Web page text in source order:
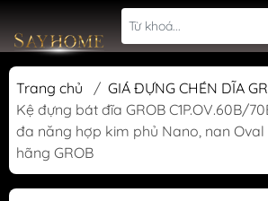
Trang chủ / GIÁ ĐỰNG CHÉN DĨA
Kệ đựng bát đĩa GROB C1P.OV.60B/
đa năng hợp kim phủ Nano, nan Oval
hãng GROB